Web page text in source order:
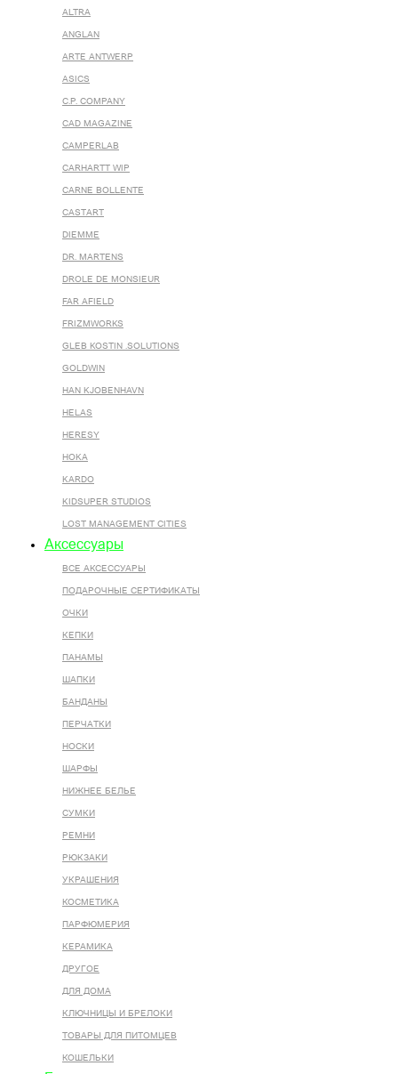
ALTRA
ANGLAN
ARTE ANTWERP
ASICS
C.P. COMPANY
CAD MAGAZINE
CAMPERLAB
CARHARTT WIP
CARNE BOLLENTE
CASTART
DIEMME
DR. MARTENS
DROLE DE MONSIEUR
FAR AFIELD
FRIZMWORKS
GLEB KOSTIN .SOLUTIONS
GOLDWIN
HAN KJOBENHAVN
HELAS
HERESY
HOKA
KARDO
KIDSUPER STUDIOS
LOST MANAGEMENT CITIES
Аксессуары
ВСЕ AКСЕССУАРЫ
ПОДАРОЧНЫЕ СЕРТИФИКАТЫ
ОЧКИ
КЕПКИ
ПАНАМЫ
ШАПКИ
БАНДАНЫ
ПЕРЧАТКИ
НОСКИ
ШАРФЫ
НИЖНЕЕ БЕЛЬЕ
СУМКИ
РЕМНИ
РЮКЗАКИ
УКРАШЕНИЯ
КОСМЕТИКА
ПАРФЮМЕРИЯ
КЕРАМИКА
ДРУГОЕ
ДЛЯ ДОМА
КЛЮЧНИЦЫ И БРЕЛОКИ
ТОВАРЫ ДЛЯ ПИТОМЦЕВ
КОШЕЛЬКИ